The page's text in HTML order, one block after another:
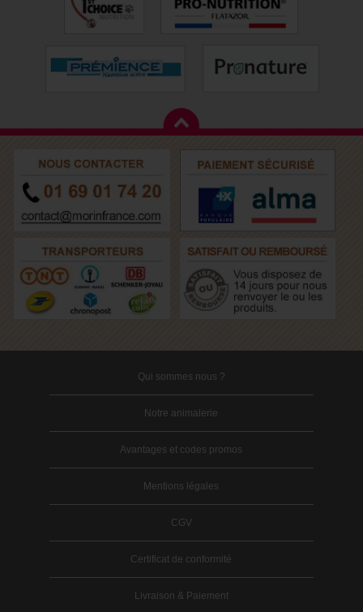
Qui sommes nous ?
Notre animalerie
Avantages et codes promos
Mentions légales
CGV
Certificat de conformité
Livraison & Paiement